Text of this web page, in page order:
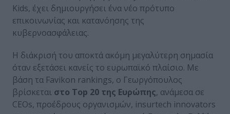
Kids, έχει δημιουργήσει ένα νέο πρότυπο
επικοινωνίας και κατανόησης της
κυβερνοασφάλειας.
Η διάκρισή του αποκτά ακόμη μεγαλύτερη σημασία
όταν εξετάσει κανείς το ευρωπαϊκό πλαίσιο. Με
βάση τα Favikon rankings, ο Γεωργόπουλος
βρίσκεται στο Top 20 της Ευρώπης, ανάμεσα σε
CEOs, προέδρους οργανισμών, insurtech innovators